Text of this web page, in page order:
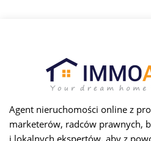
Agent nieruchomości online z
marketerów, radców prawnych,